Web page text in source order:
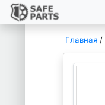
Главная /